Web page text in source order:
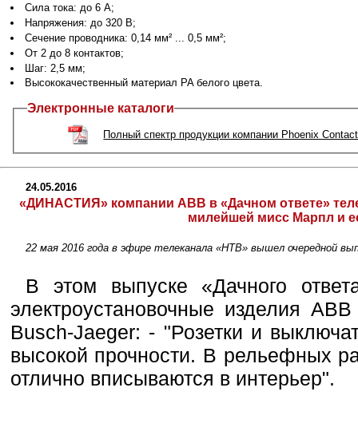
Сила тока: до 6 A;
Напряжения: до 320 В;
Сечение проводника: 0,14 мм² ... 0,5 мм²;
От 2 до 8 контактов;
Шаг: 2,5 мм;
Высококачественный материал PA белого цвета.
Электронные каталоги
Полный спектр продукции компании Phoenix Contact
24.05.2016
«ДИНАСТИЯ» компании АBB в «Дачном ответе»
милейшей мисс Марпл и
22 мая 2016 года в эфире телеканала «НТВ» вышел очередной
В этом выпуске «Дачного
электроустановочные изделия
Busch-Jaeger: - "Розетки и
высокой прочности. В рельефных
отлично вписываются в интерьер".